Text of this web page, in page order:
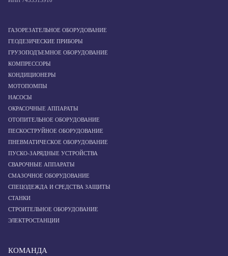
ГАЗОРЕЗАТЕЛЬНОЕ ОБОРУДОВАНИЕ
ГЕОДЕЗИЧЕСКИЕ ПРИБОРЫ
ГРУЗОПОДЪЕМНОЕ ОБОРУДОВАНИЕ
КОМПРЕССОРЫ
КОНДИЦИОНЕРЫ
МОТОПОМПЫ
НАСОСЫ
ОКРАСОЧНЫЕ АППАРАТЫ
ОТОПИТЕЛЬНОЕ ОБОРУДОВАНИЕ
ПЕСКОСТРУЙНОЕ ОБОРУДОВАНИЕ
ПНЕВМАТИЧЕСКОЕ ОБОРУДОВАНИЕ
ПУСКО-ЗАРЯДНЫЕ УСТРОЙСТВА
СВАРОЧНЫЕ АППАРАТЫ
СМАЗОЧНОЕ ОБОРУДОВАНИЕ
СПЕЦОДЕЖДА И СРЕДСТВА ЗАЩИТЫ
СТАНКИ
СТРОИТЕЛЬНОЕ ОБОРУДОВАНИЕ
ЭЛЕКТРОСТАНЦИИ
КОМАНДА